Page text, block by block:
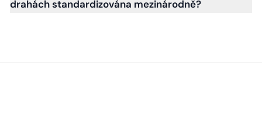
drahách standardizována mezinárodně?